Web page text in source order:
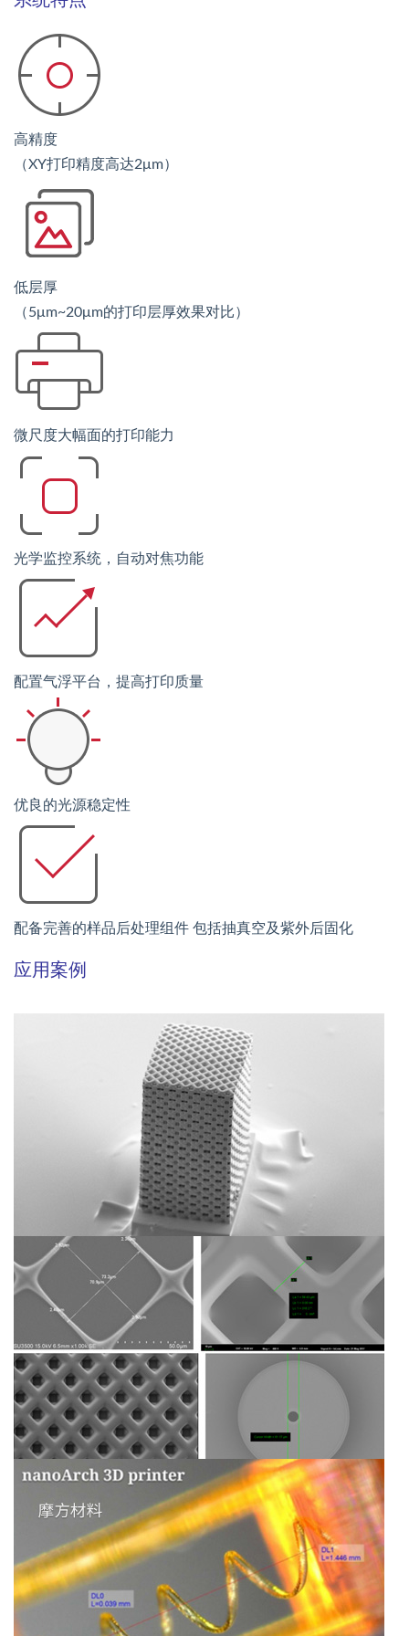
高精度
（XY打印精度高达2μm）
低层厚
（5μm~20μm的打印层厚效果对比）
微尺度大幅面的打印能力
光学监控系统，自动对焦功能
配置气浮平台，提高打印质量
优良的光源稳定性
配备完善的样品后处理组件 包括抽真空及紫外后固化
应用案例